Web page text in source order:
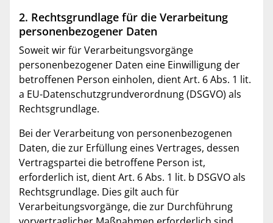
2. Rechtsgrundlage für die Verarbeitung
personenbezogener Daten
Soweit wir für Verarbeitungsvorgänge
personenbezogener Daten eine Einwilligung der
betroffenen Person einholen, dient Art. 6 Abs. 1 lit.
a EU-Datenschutzgrundverordnung (DSGVO) als
Rechtsgrundlage.
Bei der Verarbeitung von personenbezogenen
Daten, die zur Erfüllung eines Vertrages, dessen
Vertragspartei die betroffene Person ist,
erforderlich ist, dient Art. 6 Abs. 1 lit. b DSGVO als
Rechtsgrundlage. Dies gilt auch für
Verarbeitungsvorgänge, die zur Durchführung